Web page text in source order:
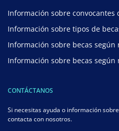
Información sobre convocantes
Información sobre tipos de
Información sobre becas según
Información sobre becas según
CONTÁCTANOS
Si necesitas ayuda o información
contacta con nosotros.